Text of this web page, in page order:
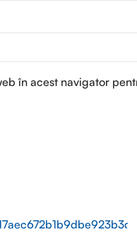
în acest navigator